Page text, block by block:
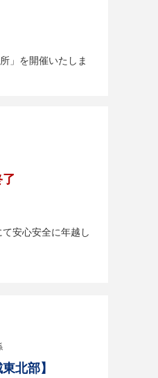
」を開催いたしま
安心安全に年越し
北部】